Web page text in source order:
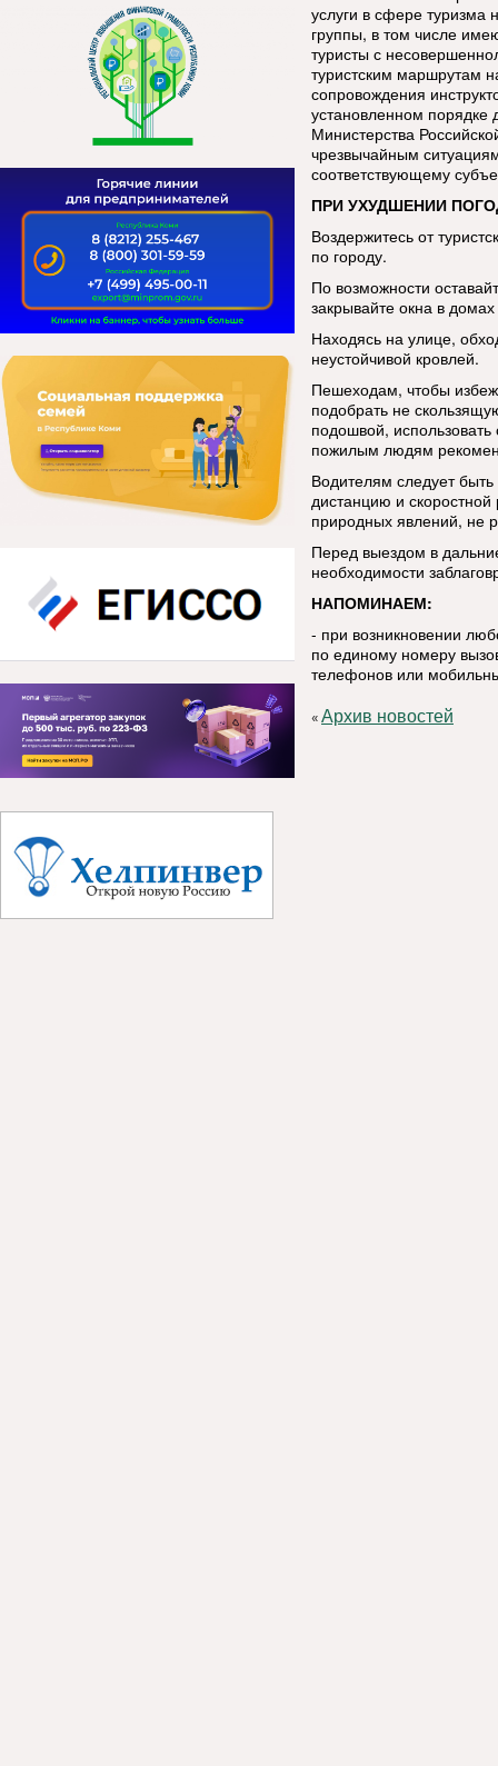
услуги в сфере туризма
группы, в том числе
туристы с
туристским маршрутам
сопровождения
установленном
Министерства
чрезвычайным
соответствующему
ПРИ УХУДШЕНИИ
Воздержитесь от
по городу.
По возможности
закрывайте окна в
Находясь на улице,
неустойчивой кровлей.
Пешеходам, чтобы
подобрать не
подошвой,
пожилым людям
Водителям следует
дистанцию и
природных явлений, не
Перед выездом в
необходимости
НАПОМИНАЕМ:
- при возникновении
по единому номеру
телефонов или
«Архив новостей